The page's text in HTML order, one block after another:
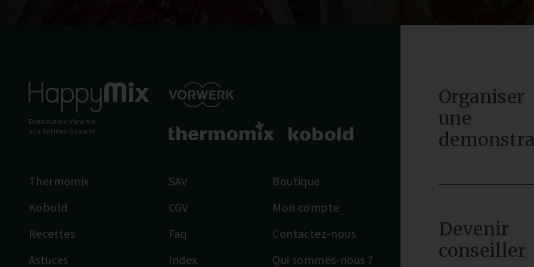
Distributeur Vorwerk
aux Antilles-Guyane
Thermomix
Kobold
Recettes
Astuces
SAV
CGV
Faq
Index
Boutique
Mon compte
Contactez-nous
Qui sommes-nous ?
Organiser
une
Devenir
conseiller